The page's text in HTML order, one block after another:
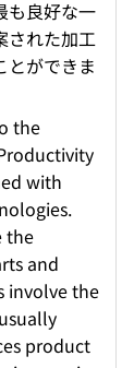
も良好な一
された加工
とができま
the
with
the
and
involve the
product